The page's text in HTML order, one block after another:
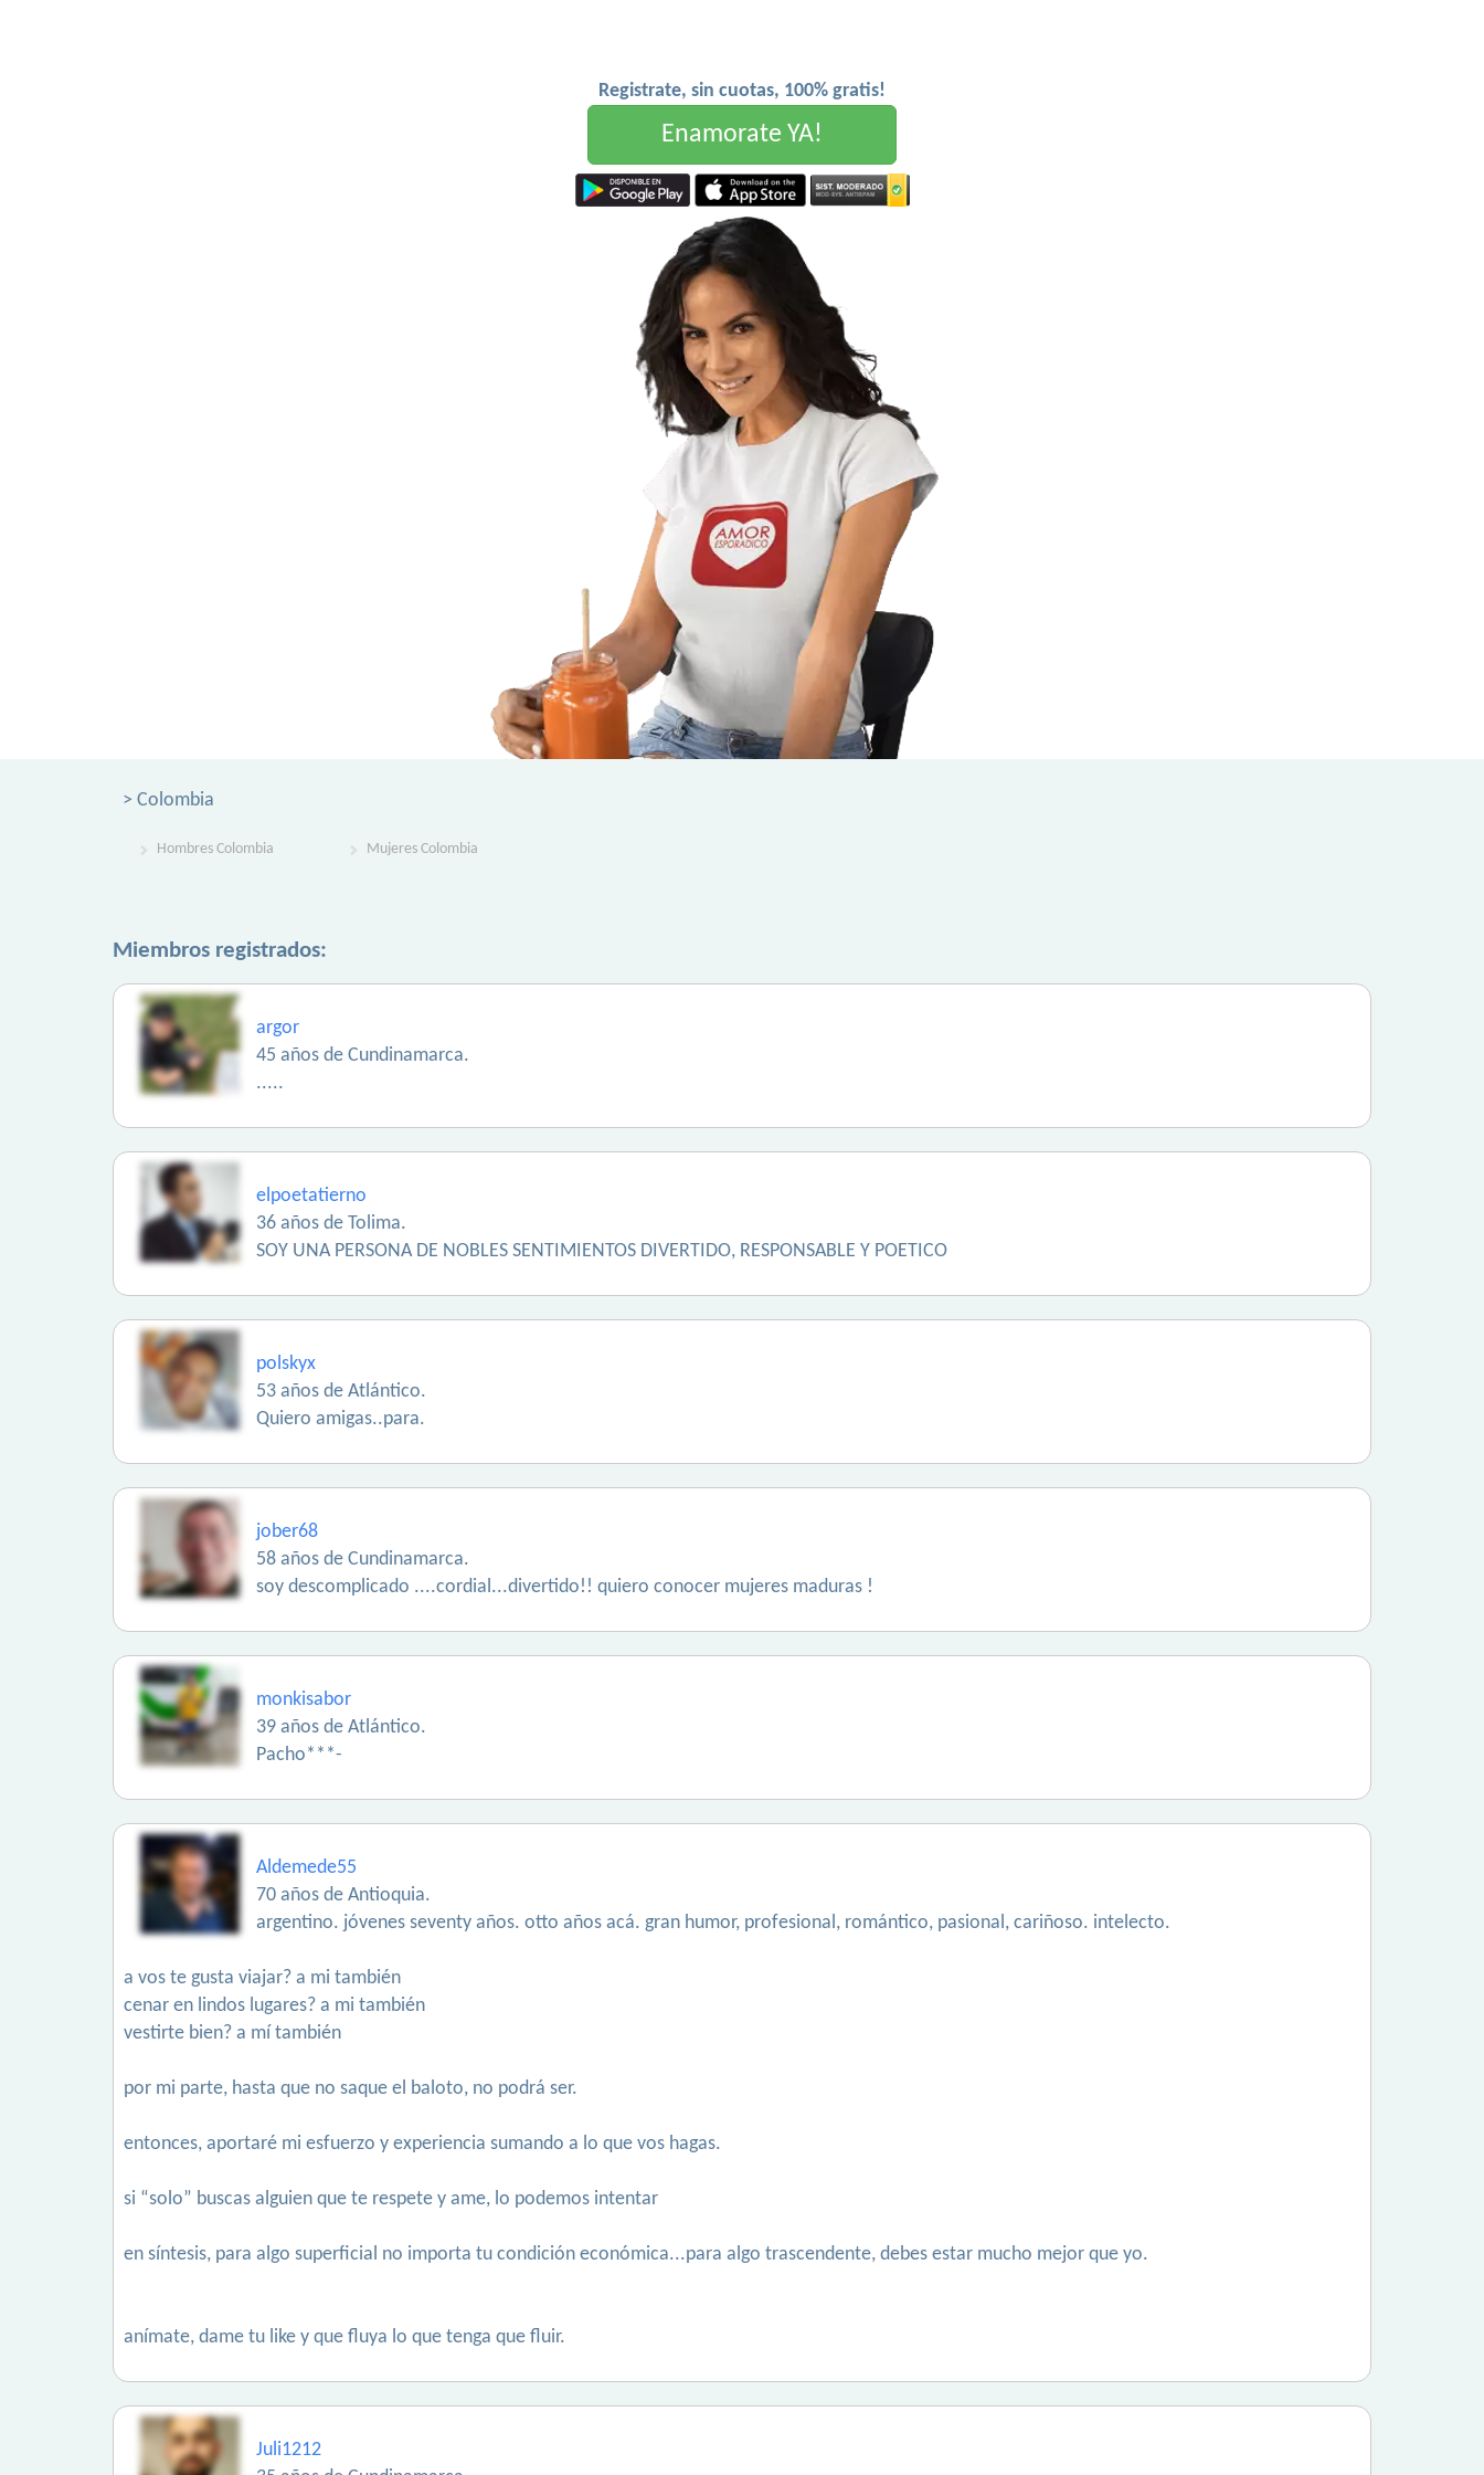
Registrate, sin cuotas, 100% gratis!
Enamorate YA!
> Colombia
Hombres Colombia Mujeres Colombia
Miembros registrados:
argor
45 años de Cundinamarca.
.....
elpoetatierno
36 años de Tolima.
SOY UNA PERSONA DE NOBLES SENTIMIENTOS DIVERTIDO, RESPONSABLE Y POETICO
polskyx
53 años de Atlántico.
Quiero amigas..para.
jober68
58 años de Cundinamarca.
soy descomplicado ....cordial...divertido!! quiero conocer mujeres maduras !
monkisabor
39 años de Atlántico.
Pacho***-
Aldemede55
70 años de Antioquia.
argentino. jóvenes seventy años. otto años acá. gran humor, profesional, romántico, pasional, cariñoso. intelecto.
a vos te gusta viajar? a mi también
cenar en lindos lugares? a mi también
vestirte bien? a mí también
por mi parte, hasta que no saque el baloto, no podrá ser.
entonces, aportaré mi esfuerzo y experiencia sumando a lo que vos hagas.
si “solo” buscas alguien que te respete y ame, lo podemos intentar
en síntesis, para algo superficial no importa tu condición económica...para algo trascendente, debes estar mucho mejor que yo.
anímate, dame tu like y que fluya lo que tenga que fluir.
Juli1212